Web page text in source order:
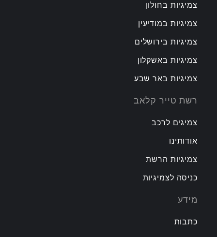
צמיגיות בחולון
צמיגיות במודיעין
צמיגיות בירושלים
צמיגיות באשקלון
צמיגיות באר שבע
רשת טייר קלאב
צמיגים לרכב
אודותינו
צמיגיות הרשת
כניסה לצמיגיות
מידע
כתבות